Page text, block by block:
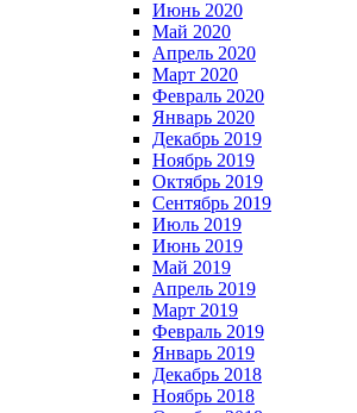
Июнь 2020
Май 2020
Апрель 2020
Март 2020
Февраль 2020
Январь 2020
Декабрь 2019
Ноябрь 2019
Октябрь 2019
Сентябрь 2019
Июль 2019
Июнь 2019
Май 2019
Апрель 2019
Март 2019
Февраль 2019
Январь 2019
Декабрь 2018
Ноябрь 2018